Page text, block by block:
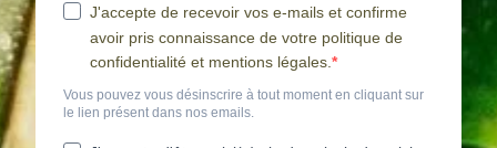
J'accepte de recevoir vos e-mails et confirme
avoir pris connaissance de votre politique de
confidentialité et mentions légales.
Vous pouvez vous désinscrire à tout moment en cliquant sur
le lien présent dans nos emails.